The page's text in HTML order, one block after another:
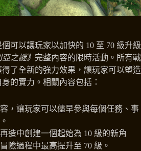
可以讓玩家以加快的 10 至 70 級升級
亞之謎》 完整內容的限時活動。所有戰
了全新的強力效果，讓玩家可以塑造
的實力。相關內容包括：
，讓玩家可以儘早參與每個任務、事
造中創建一個起始為 10 級的新角
險過程中最高提升至 70 級。